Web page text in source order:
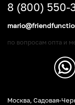
Москва, Садовая-
8 (800) 550-
по вопросам опта и